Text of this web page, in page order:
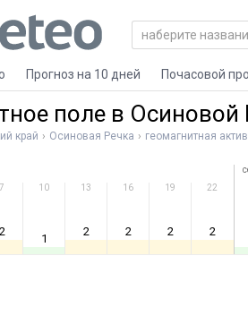
Прогноз на 10 дней Почасовой
поле в Осиновой
край Осиновая Речка геомагнитная
7
2
10
1
13
2
16
2
19
2
22
2